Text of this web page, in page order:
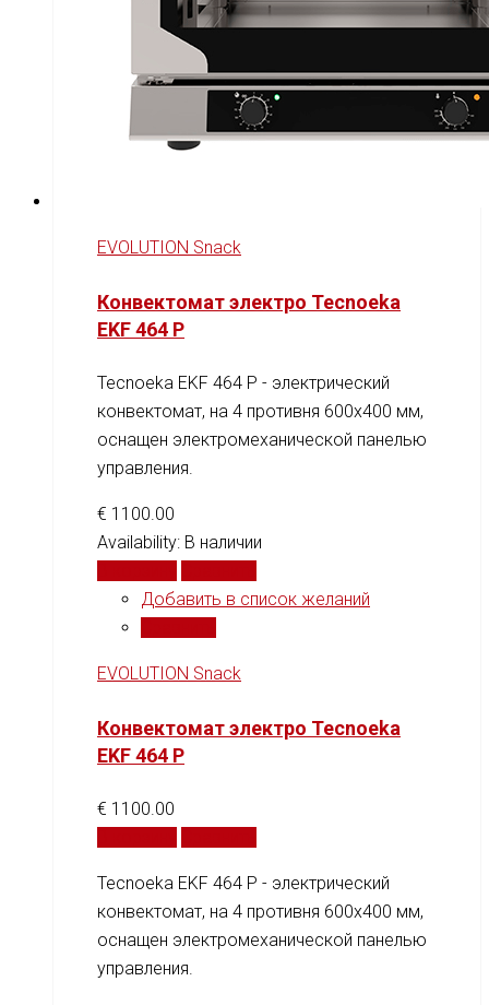
EVOLUTION Snack
Конвектомат электро Tecnoeka
EKF 464 P
Tecnoeka EKF 464 P - электрический
конвектомат, на 4 противня 600x400 мм,
оснащен электромеханической панелью
управления.
€ 1100.00
Availability: В наличии
Добавить в список желаний
EVOLUTION Snack
Конвектомат электро Tecnoeka
EKF 464 P
€ 1100.00
Tecnoeka EKF 464 P - электрический
конвектомат, на 4 противня 600x400 мм,
оснащен электромеханической панелью
управления.